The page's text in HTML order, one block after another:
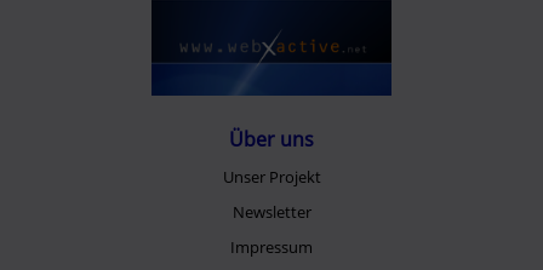
Über uns
Unser Projekt
Newsletter
Impressum